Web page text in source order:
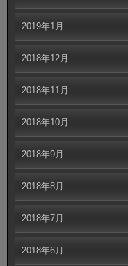
2019年1月
2018年12月
2018年11月
2018年10月
2018年9月
2018年8月
2018年7月
2018年6月